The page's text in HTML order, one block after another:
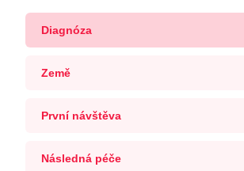
Diagnóza
Země
První návštěva
Následná péče